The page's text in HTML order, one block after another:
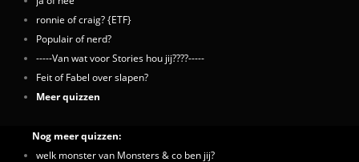
ronnie of craig? {ETF}
Populair of nerd?
-----Van wat voor Stories hou jij????-----
Feit of Fabel over slapen?
Meer quizzen
Nog meer quizzen:
welk monster van Monsters & co ben jij?